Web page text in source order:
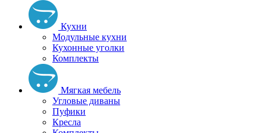
Кухни
Модульные кухни
Кухонные уголки
Комплекты
Мягкая мебель
Угловые диваны
Пуфики
Кресла